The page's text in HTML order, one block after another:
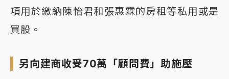
項用於繳納陳怡君和張惠霖的房租等私用或是
買股。
另向建商收受70萬「顧問費」助施壓